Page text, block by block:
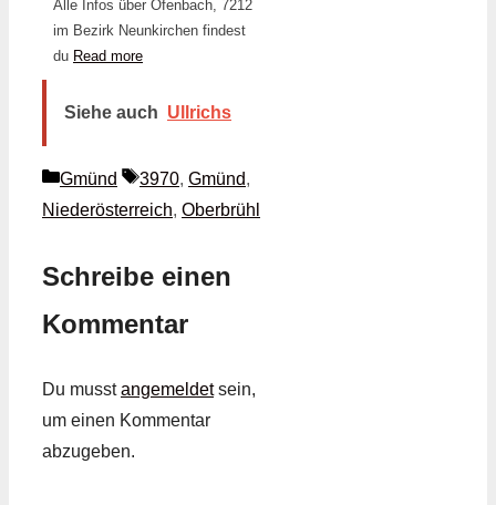
Alle Infos über Ofenbach, 7212
im Bezirk Neunkirchen findest
du Read more
Siehe auch Ullrichs
Kategorien
Gmünd Schlagwörter
3970, Gmünd,
Niederösterreich, Oberbrühl
Schreibe einen
Kommentar
Du musstangemeldetsein,
um einen Kommentar
abzugeben.